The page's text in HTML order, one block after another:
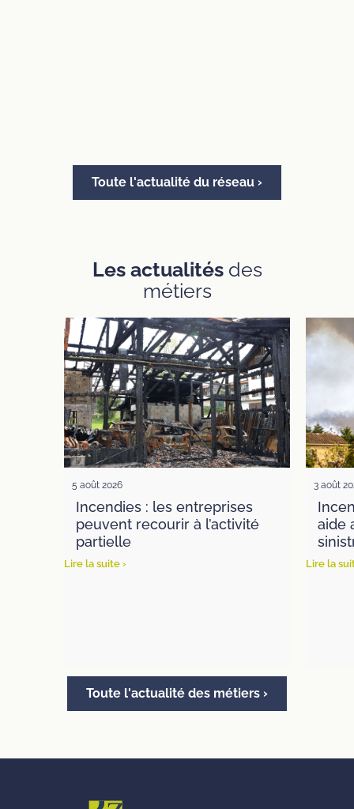
Toute l'actualité du réseau ›
Les actualitésdes
métiers
5 août 2026
Incendies : les entreprises
peuvent recourir à l’activité
partielle
Lire la suite ›
3 août
aide
Lire la
Toute l'actualité des métiers ›